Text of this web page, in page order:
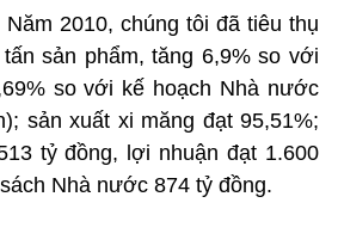
2010, chúng tôi đã tiêu thụ
sản phẩm, tăng 6,9% so với
so với kế hoạch Nhà nước
sản xuất xi măng đạt 95,51%;
tỷ đồng, lợi nhuận đạt 1.600
Nhà nước 874 tỷ đồng.